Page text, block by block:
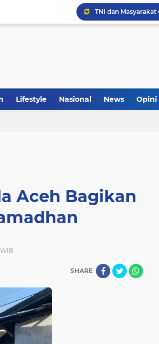
Lifestyle Nasional News Opini
Aceh Bagikan
WIB
SHARE